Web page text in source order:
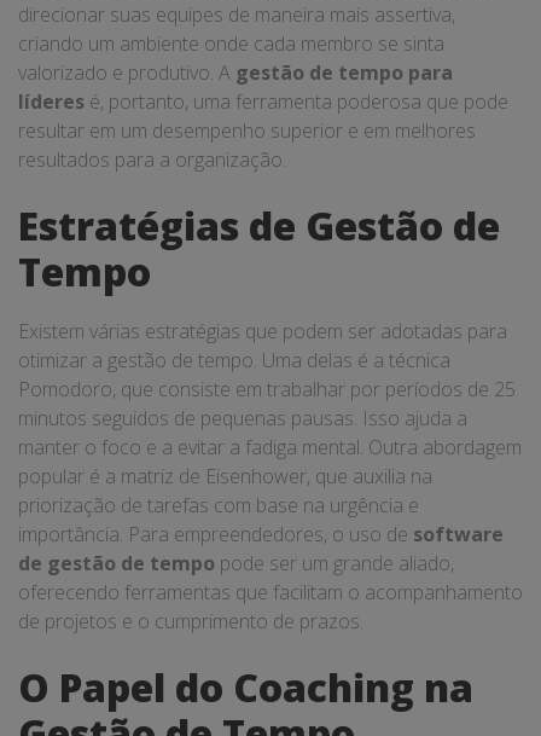
direcionar suas equipes de maneira mais assertiva,
criando um ambiente onde cada membro se sinta
valorizado e produtivo. A gestão de tempo para
líderes é, portanto, uma ferramenta poderosa que pode
resultar em um desempenho superior e em melhores
resultados para a organização.
Estratégias de Gestão de
Tempo
Existem várias estratégias que podem ser adotadas para
otimizar a gestão de tempo. Uma delas é a técnica
Pomodoro, que consiste em trabalhar por períodos de 25
minutos seguidos de pequenas pausas. Isso ajuda a
manter o foco e a evitar a fadiga mental. Outra abordagem
popular é a matriz de Eisenhower, que auxilia na
priorização de tarefas com base na urgência e
importância. Para empreendedores, o uso de software
de gestão de tempo pode ser um grande aliado,
oferecendo ferramentas que facilitam o acompanhamento
de projetos e o cumprimento de prazos.
O Papel do Coaching na